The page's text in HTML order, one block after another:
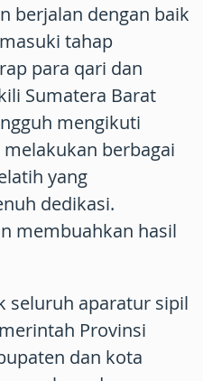
berjalan dengan baik
tahap
para qari dan
Sumatera Barat
mengikuti
berbagai
yang
dedikasi.
membuahkan hasil
seluruh aparatur sipil
Provinsi
dan kota